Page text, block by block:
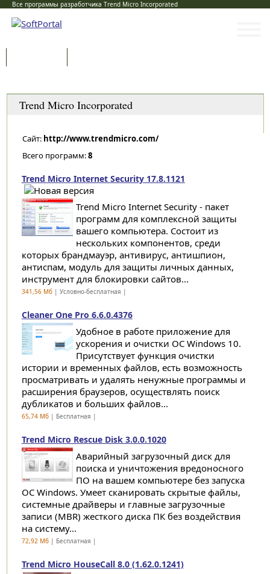
Все программы разработчика Trend Micro Incorporated
Trend Micro Incorporated
Сайт: http://www.trendmicro.com/
Всего программ:8
Trend Micro Internet Security 17.8.1121
Trend Micro Internet Security - пакет
программ для комплексной защиты
вашего компьютера. Состоит из
нескольких компонентов, среди
которых брандмауэр, антивирус, антишпион,
антиспам, модуль для защиты личных данных,
инструмент для блокировки сайтов...
341,56 Мб| Условно-бесплатная |
Cleaner One Pro 6.6.0.4376
Удобное в работе приложение для
ускорения и очистки ОС Windows 10.
Присутствует функция очистки
истории и временных файлов, есть возможность
просматривать и удалять ненужные программы и
расширения браузеров, осуществлять поиск
дубликатов и больших файлов...
65,74 Мб| Бесплатная |
Trend Micro Rescue Disk 3.0.0.1020
Аварийный загрузочный диск для
поиска и уничтожения вредоносного
ПО на вашем компьютере без запуска
ОС Windows. Умеет сканировать скрытые файлы,
системные драйверы и главные загрузочные
записи (MBR) жесткого диска ПК без воздействия
на систему...
72,92 Мб| Бесплатная |
Trend Micro HouseCall 8.0 (1.62.0.1241)